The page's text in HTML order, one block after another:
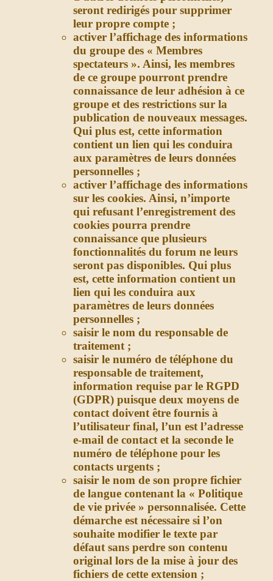
seront redirigés pour supprimer
leur propre compte ;
activer l’affichage des informations
du groupe des « Membres
spectateurs ». Ainsi, les membres
de ce groupe pourront prendre
connaissance de leur adhésion à ce
groupe et des restrictions sur la
publication de nouveaux messages.
Qui plus est, cette information
contient un lien qui les conduira
aux paramètres de leurs données
personnelles ;
activer l’affichage des informations
sur les cookies. Ainsi, n’importe
qui refusant l’enregistrement des
cookies pourra prendre
connaissance que plusieurs
fonctionnalités du forum ne leurs
seront pas disponibles. Qui plus
est, cette information contient un
lien qui les conduira aux
paramètres de leurs données
personnelles ;
saisir le nom du responsable de
traitement ;
saisir le numéro de téléphone du
responsable de traitement,
information requise par le RGPD
(GDPR) puisque deux moyens de
contact doivent être fournis à
l’utilisateur final, l’un est l’adresse
e-mail de contact et la seconde le
numéro de téléphone pour les
contacts urgents ;
saisir le nom de son propre fichier
de langue contenant la « Politique
de vie privée » personnalisée. Cette
démarche est nécessaire si l’on
souhaite modifier le texte par
défaut sans perdre son contenu
original lors de la mise à jour des
fichiers de cette extension ;